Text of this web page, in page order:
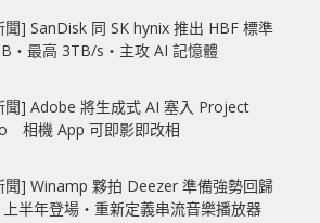
聞] SanDisk 同 SK hynix 推出 HBF 標準
最高 3TB/s‧主攻 AI 記憶體
聞] Adobe 將生成式 AI 塞入 Project
相機 App 可即影即改相
聞] Winamp 夥拍 Deezer 準備強勢回歸
上半年登場‧重新定義串流音樂播放器